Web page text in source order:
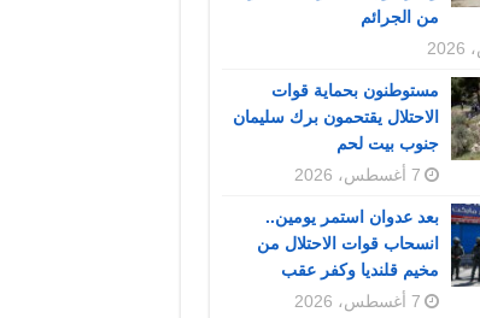
من الجرائم
مستوطنون بحماية قوات
الاحتلال يقتحمون برك سليمان
جنوب بيت لحم
7 أغسطس، 2026
بعد عدوان استمر يومين..
انسحاب قوات الاحتلال من
مخيم قلنديا وكفر عقب
7 أغسطس، 2026